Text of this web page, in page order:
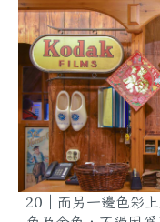
20｜而另一邊色彩